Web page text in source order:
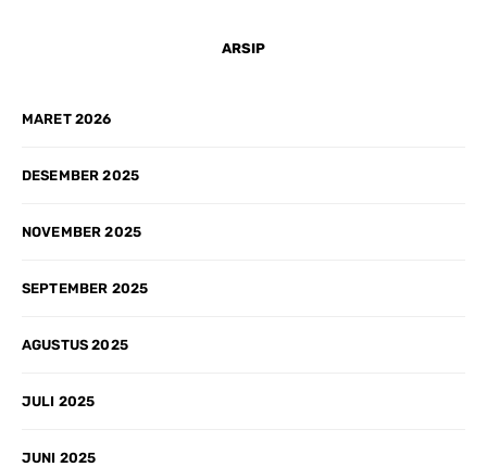
ARSIP
MARET 2026
DESEMBER 2025
NOVEMBER 2025
SEPTEMBER 2025
AGUSTUS 2025
JULI 2025
JUNI 2025